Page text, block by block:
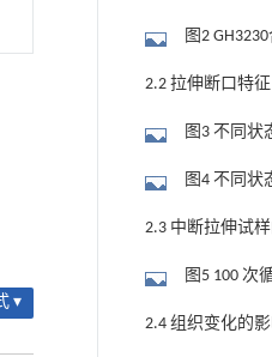
▾
图2
度保持率及
2.2 拉伸断口特征
图3 不同状
图4 不同状
形貌
2.3 中断拉伸试
图5 100 次
前后轴向剖面
2.4 组织变化的影